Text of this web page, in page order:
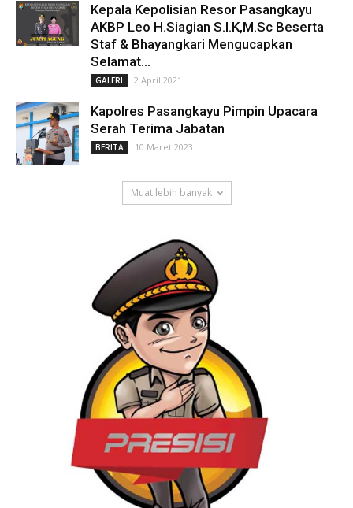
Kepala Kepolisian Resor Pasangkayu
AKBP Leo H.Siagian S.I.K,M.Sc Beserta
Staf & Bhayangkari Mengucapkan
Selamat...
GALERI 2 April 2021
Kapolres Pasangkayu Pimpin Upacara
Serah Terima Jabatan
BERITA 10 Maret 2023
Muat lebih banyak